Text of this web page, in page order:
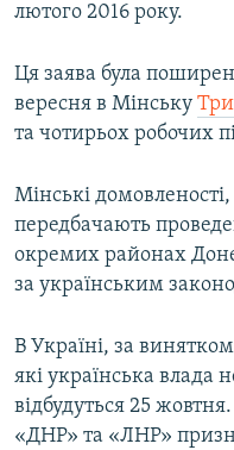
лютого 2016 року.
Ця заява була
вересня в Мінську
та чотирьох робочих
Мінські
передбачають
окремих районах
за українським
В Україні, за
які українська влада
відбудуться 25
«ДНР» та «ЛНР»